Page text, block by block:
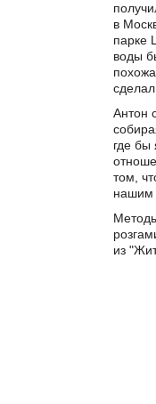
в
парке
воды
Антон
где бы
том,
нашим
из